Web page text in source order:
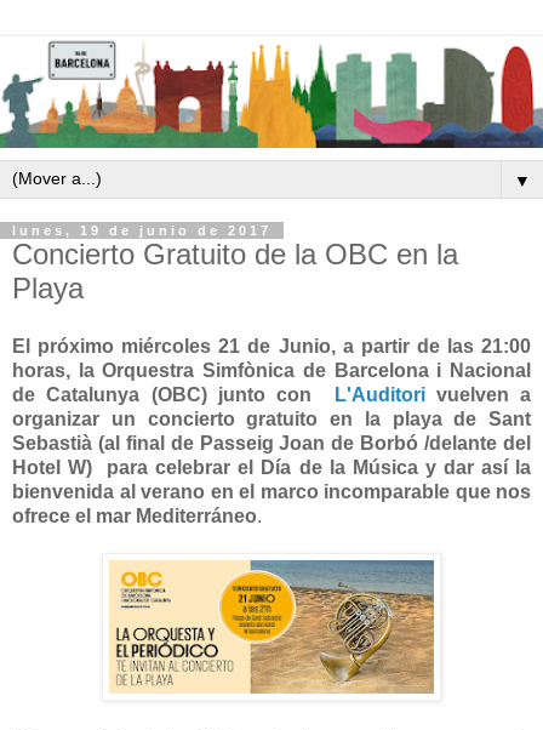
▼
lunes, 19 de junio de 2017
Concierto Gratuito de la OBC en la
Playa
El próximo miércoles 21 de Junio, a partir de las 21:00
horas, la Orquestra Simfònica de Barcelona i Nacional
de Catalunya (OBC) junto con
L'Auditorivuelven a
organizar un concierto gratuito en la playa de Sant
Sebastià (al final de Passeig Joan de Borbó /delante del
Hotel W) para celebrar el Día de la Música y dar así la
bienvenida al verano en el marco incomparable que nos
ofrece el mar Mediterráneo.